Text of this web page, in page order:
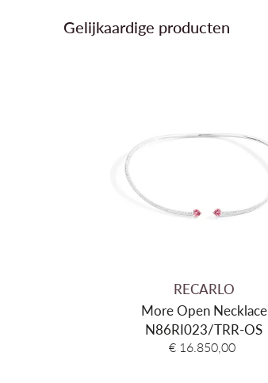
Gelijkaardige producten
RECARLO
More Open Necklace
N86RI023/TRR-OS
€ 16.850,00